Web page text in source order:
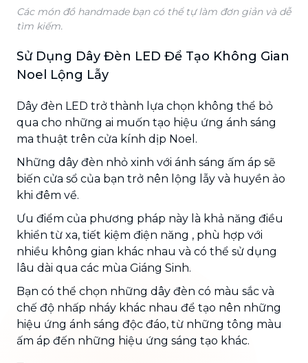
Các món đồ handmade bạn có thể tự làm đơn giản và dễ
tìm kiếm.
Sử Dụng Dây Đèn LED Để Tạo Không Gian
Noel Lộng Lẫy
Dây đèn LED trở thành lựa chọn không thể bỏ
qua cho những ai muốn tạo hiệu ứng ánh sáng
ma thuật trên cửa kính dịp Noel.
Những dây đèn nhỏ xinh với ánh sáng ấm áp sẽ
biến cửa sổ của bạn trở nên lộng lẫy và huyền ảo
khi đêm về.
Ưu điểm của phương pháp này là khả năng điều
khiển từ xa, tiết kiệm điện năng , phù hợp với
nhiều không gian khác nhau và có thể sử dụng
lâu dài qua các mùa Giáng Sinh.
Bạn có thể chọn những dây đèn có màu sắc và
chế độ nhấp nháy khác nhau để tạo nên những
hiệu ứng ánh sáng độc đáo, từ những tông màu
ấm áp đến những hiệu ứng sáng tạo khác.